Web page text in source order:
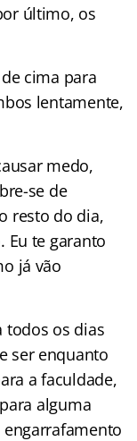
último, os
cima para
lentamente,
medo,
se de
resto do dia,
Eu te garanto
já vão
todos os dias
ser enquanto
a faculdade,
alguma